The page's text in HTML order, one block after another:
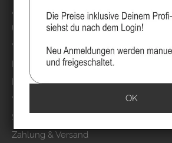
Anmelden
Über uns
Video`s
Marken
Mood Partner Programm
Video Salons Kunden
Sitemap
Zahlung & Versand
OK